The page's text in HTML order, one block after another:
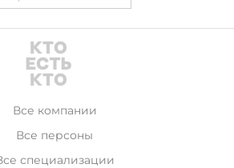
Все компании
Все персоны
специализации